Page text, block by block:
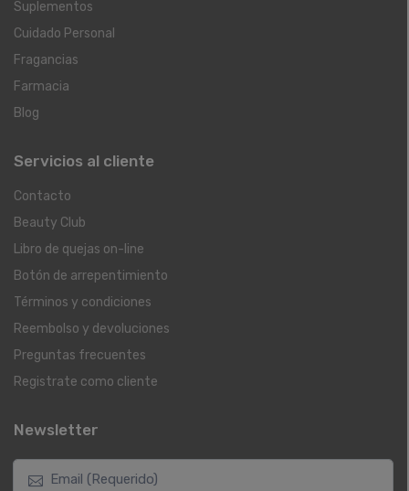
Suplementos
Cuidado Personal
Fragancias
Farmacia
Blog
Servicios al cliente
Contacto
Beauty Club
Libro de quejas on-line
Botón de arrepentimiento
Términos y condiciones
Reembolso y devoluciones
Preguntas frecuentes
Registrate como cliente
Newsletter